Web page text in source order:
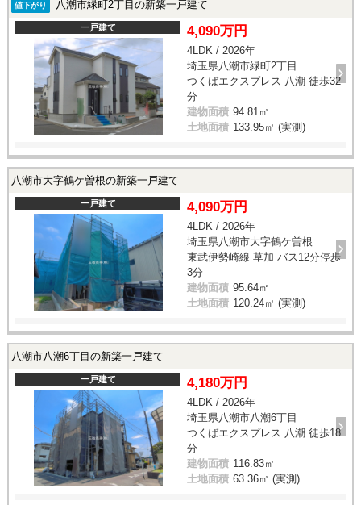
値下がり 八潮市緑町2丁目の新築一戸建て
一戸建て 4,090万円
4LDK / 2026年
埼玉県八潮市緑町2丁目
つくばエクスプレス 八潮 徒歩32
分
建物面積 94.81㎡
土地面積 133.95㎡ (実測)
八潮市大字鶴ケ曽根の新築一戸建て
一戸建て 4,090万円
4LDK / 2026年
埼玉県八潮市大字鶴ケ曽根
東武伊勢崎線 草加 バス12分停歩
3分
建物面積 95.64㎡
土地面積 120.24㎡ (実測)
八潮市八潮6丁目の新築一戸建て
一戸建て 4,180万円
4LDK / 2026年
埼玉県八潮市八潮6丁目
つくばエクスプレス 八潮 徒歩18
分
建物面積 116.83㎡
土地面積 63.36㎡ (実測)